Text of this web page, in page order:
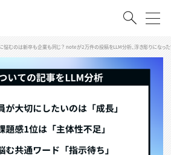
会員登録
す
に悩むのは新卒も企業も同じ？ noteが2万件の投稿をLLM分析、浮き彫りになっ